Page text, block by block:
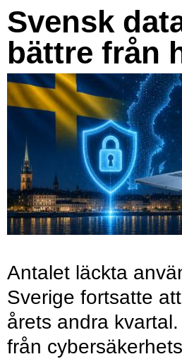
Svensk
bättre från
Antalet läckta
Sverige fortsatte
årets andra
från